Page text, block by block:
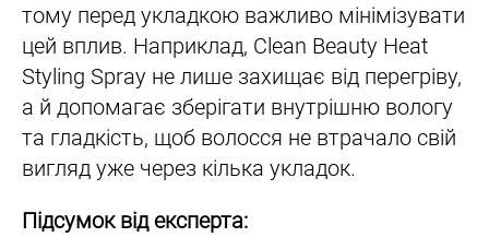
тому перед укладкою важливо мінімізувати
цей вплив. Наприклад, Clean Beauty Heat
Styling Spray не лише захищає від перегріву,
а й допомагає зберігати внутрішню вологу
та гладкість, щоб волосся не втрачало свій
вигляд уже через кілька укладок.
Підсумок від експерта: